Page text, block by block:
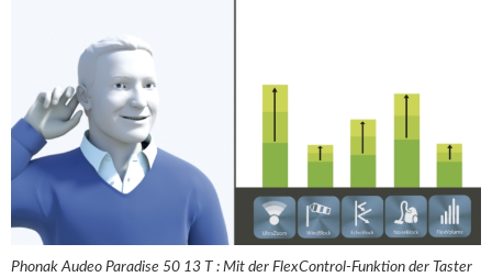
Phonak Audeo Paradise 50 13 T : Mit der FlexControl-Funktion der Taster